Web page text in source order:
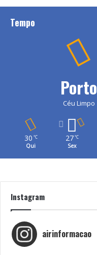
Tempo
Porto
Céu Limpo
30 ℃
Qui
27 ℃
Sex
Instagram
airinformacao